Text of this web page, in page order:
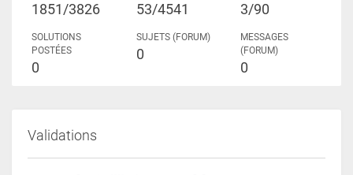
1851/3826 53/4541 3/90
SOLUTIONS
POSTÉES
0
SUJETS (FORUM)
0
MESSAGES
(FORUM)
0
Validations